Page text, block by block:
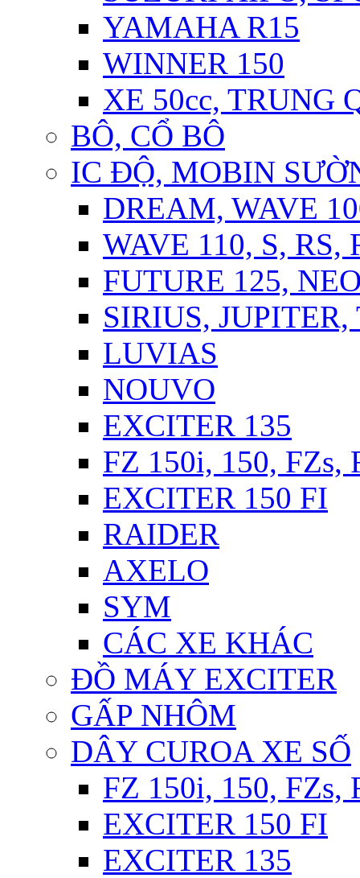
YAMAHA R15
WINNER 150
XE 50cc, TRUNG
BÔ, CỔ BÔ
IC ĐỘ, MOBIN
DREAM, WAVE
WAVE 110, S, RS,
FUTURE 125,
SIRIUS, JUPITER,
LUVIAS
NOUVO
EXCITER 135
FZ 150i, 150, FZs,
EXCITER 150 FI
RAIDER
AXELO
SYM
CÁC XE KHÁC
ĐỒ MÁY EXCITER
GẤP NHÔM
DÂY CUROA XE SỐ
FZ 150i, 150, FZs,
EXCITER 150 FI
EXCITER 135